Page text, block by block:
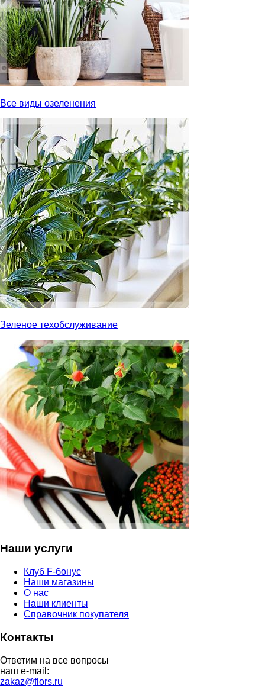
Все виды озеленения
Зеленое техобслуживание
Наши услуги
Клуб F-бонус
Наши магазины
О нас
Наши клиенты
Справочник покупателя
Контакты
Ответим на все вопросы
наш e-mail:
zakaz@flors.ru